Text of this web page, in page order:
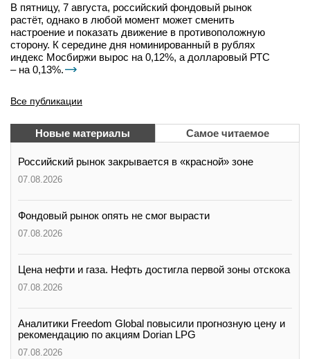
В пятницу, 7 августа, российский фондовый рынок
растёт, однако в любой момент может сменить
настроение и показать движение в противоположную
сторону. К середине дня номинированный в рублях
индекс Мосбиржи вырос на 0,12%, а долларовый РТС
– на 0,13%.
Все публикации
Новые материалы Самое читаемое
Российский рынок закрывается в «красной» зоне
07.08.2026
Фондовый рынок опять не смог вырасти
07.08.2026
Цена нефти и газа. Нефть достигла первой зоны отскока
07.08.2026
Аналитики Freedom Global повысили прогнозную цену и
рекомендацию по акциям Dorian LPG
07.08.2026